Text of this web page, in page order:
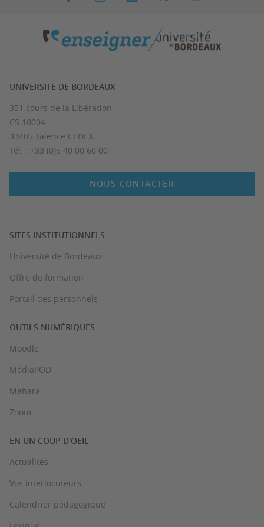
UNIVERSITE DE BORDEAUX
351 cours de la Libération
CS 10004
33405 Talence CEDEX
Tél. : +33 (0)5 40 00 60 00
NOUS CONTACTER
SITES INSTITUTIONNELS
Université de Bordeaux
Offre de formation
Portail des personnels
OUTILS NUMÉRIQUES
Moodle
MédiaPOD
Mahara
Zoom
EN UN COUP D'OEIL
Actualités
Vos interlocuteurs
Calendrier pédagogique